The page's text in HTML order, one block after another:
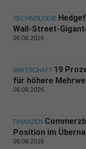
TECHNOLOGIE
Wall-Street-
06.08.2026
WIRTSCHAFT 19
für höhere
06.08.2026
FINANZEN
Position im
06.08.2026